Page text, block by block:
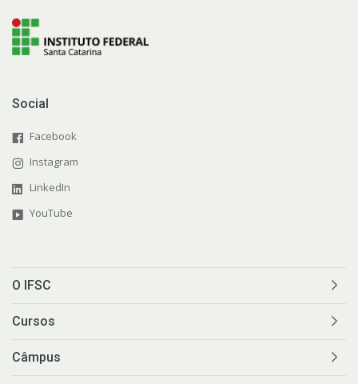
Social
Facebook
Instagram
LinkedIn
YouTube
O IFSC
Cursos
Câmpus